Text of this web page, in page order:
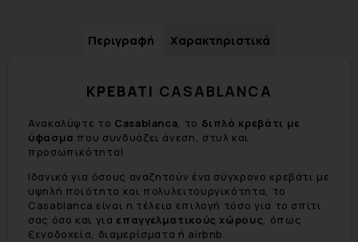
Περιγραφή Χαρακτηριστικά
ΚΡΕΒΑΤΙ CASABLANCA
Ανακαλύψτε το Casablanca, το διπλό κρεβάτι με
ύφασμα που συνδυάζει άνεση, στυλ και
προσωπικότητα!
Ιδανικό για όσους αναζητούν ένα σύγχρονο κρεβάτι με
υψηλή ποιότητα και πολυλειτουργικότητα, το
Casablanca είναι η τέλεια επιλογή τόσο για το σπίτι
σας όσο και για επαγγελματικούς χώρους, όπως
ξενοδοχεία, διαμερίσματα ή airbnb.